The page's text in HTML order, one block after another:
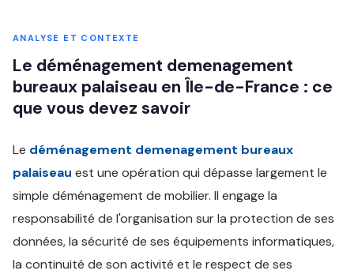
ANALYSE ET CONTEXTE
Le déménagement demenagement
bureaux palaiseau en Île-de-France : ce
que vous devez savoir
Le déménagement demenagement bureaux
palaiseau est une opération qui dépasse largement le
simple déménagement de mobilier. Il engage la
responsabilité de l'organisation sur la protection de ses
données, la sécurité de ses équipements informatiques,
la continuité de son activité et le respect de ses